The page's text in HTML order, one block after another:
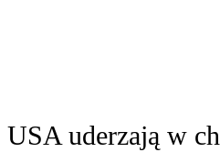
USA uderzają w